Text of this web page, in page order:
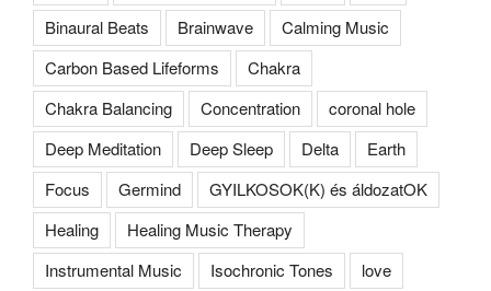
Binaural Beats
Brainwave
Calming Music
Carbon Based Lifeforms
Chakra
Chakra Balancing
Concentration
coronal hole
Deep Meditation
Deep Sleep Delta
Earth
Focus
Germind
GYILKOSOK(K) és áldozatOK
Healing
Healing Music Therapy
Instrumental Music
Isochronic Tones love